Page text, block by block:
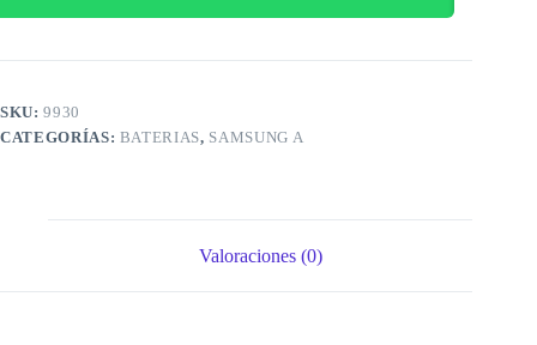
SKU:9930
CATEGORÍAS: BATERIAS, SAMSUNG A
Valoraciones (0)